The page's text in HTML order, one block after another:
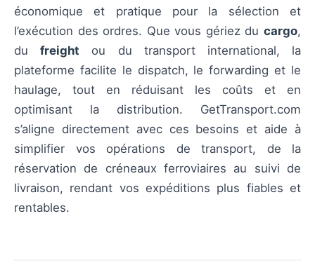
économique et pratique pour la sélection et
l’exécution des ordres. Que vous gériez du cargo,
dufreight ou du transport international, la
plateforme facilite le dispatch, le forwarding et le
haulage, tout en réduisant les coûts et en
optimisant la distribution. GetTransport.com
s’aligne directement avec ces besoins et aide à
simplifier vos opérations de transport, de la
réservation de créneaux ferroviaires au suivi de
livraison, rendant vos expéditions plus fiables et
rentables.